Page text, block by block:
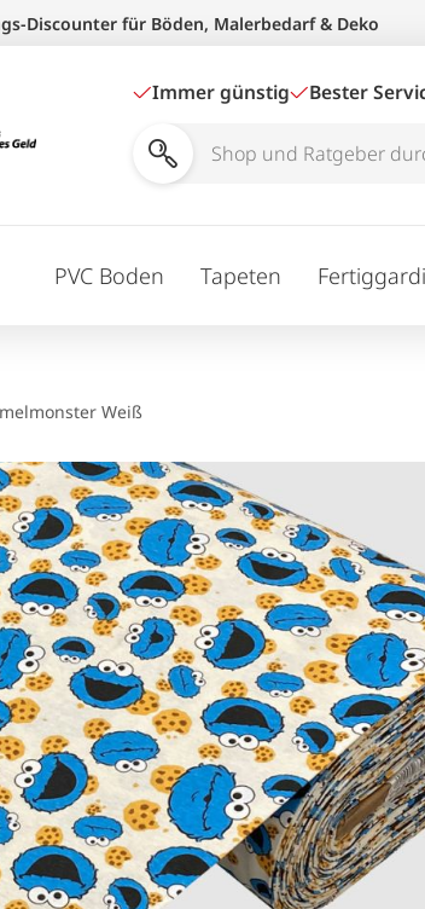
Discounter für Böden, Malerbedarf & Deko
Immer günstig Bester
Shop
durchsuchen
PVC Boden Tapeten
Weiß